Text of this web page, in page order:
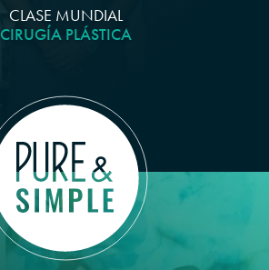
CLASE MUNDIAL
CIRUGÍA PLÁSTICA